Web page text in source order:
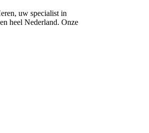
uw specialist in
heel Nederland. Onze